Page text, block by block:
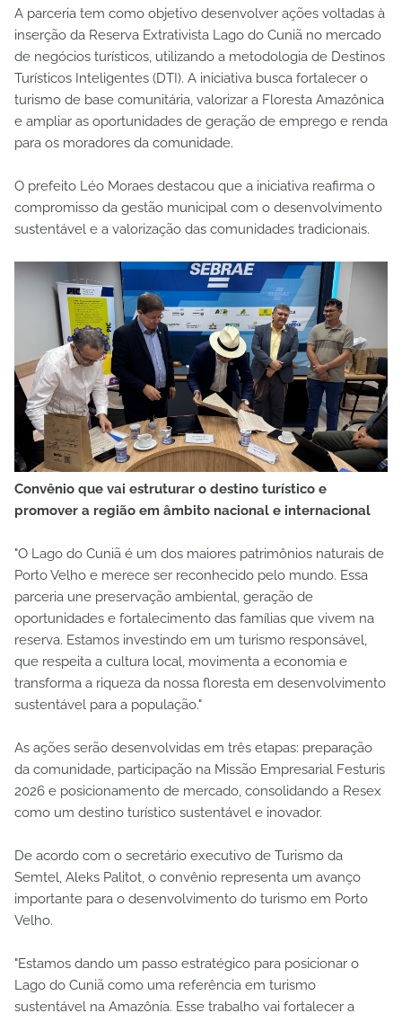
A parceria tem como objetivo desenvolver ações voltadas à
inserção da Reserva Extrativista Lago do Cuniã no mercado
de negócios turísticos, utilizando a metodologia de Destinos
Turísticos Inteligentes (DTI). A iniciativa busca fortalecer o
turismo de base comunitária, valorizar a Floresta Amazônica
e ampliar as oportunidades de geração de emprego e renda
para os moradores da comunidade.
O prefeito Léo Moraes destacou que a iniciativa reafirma o
compromisso da gestão municipal com o desenvolvimento
sustentável e a valorização das comunidades tradicionais.
Convênio que vai estruturar o destino turístico e
promover a região em âmbito nacional e internacional
"O Lago do Cuniã é um dos maiores patrimônios naturais de
Porto Velho e merece ser reconhecido pelo mundo. Essa
parceria une preservação ambiental, geração de
oportunidades e fortalecimento das famílias que vivem na
reserva. Estamos investindo em um turismo responsável,
que respeita a cultura local, movimenta a economia e
transforma a riqueza da nossa floresta em desenvolvimento
sustentável para a população."
As ações serão desenvolvidas em três etapas: preparação
da comunidade, participação na Missão Empresarial Festuris
2026 e posicionamento de mercado, consolidando a Resex
como um destino turístico sustentável e inovador.
De acordo com o secretário executivo de Turismo da
Semtel, Aleks Palitot, o convênio representa um avanço
importante para o desenvolvimento do turismo em Porto
Velho.
"Estamos dando um passo estratégico para posicionar o
Lago do Cuniã como uma referência em turismo
sustentável na Amazônia. Esse trabalho vai fortalecer a